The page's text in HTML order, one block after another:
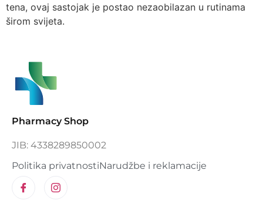
tena, ovaj sastojak je postao nezaobilazan u rutinama
širom svijeta.
Pharmacy Shop
JIB: 4338289850002
Politika privatnostiNarudžbe i reklamacije